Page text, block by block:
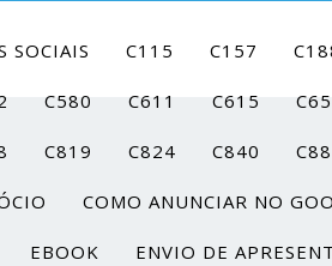
SOCIAIS C115 C157
C580 C611 C615
C819 C824 C840
COMO ANUNCIAR NO
EBOOK ENVIO DE